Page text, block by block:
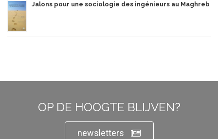
Jalons pour une sociologie des ingénieurs au Maghreb
OP DE HOOGTE BLIJVEN?
newsletters